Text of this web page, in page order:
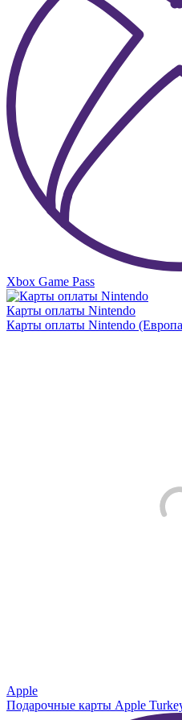
Xbox Game Pass
Карты оплаты Nintendo
Карты оплаты Nintendo
Apple
Подарочные карты Apple